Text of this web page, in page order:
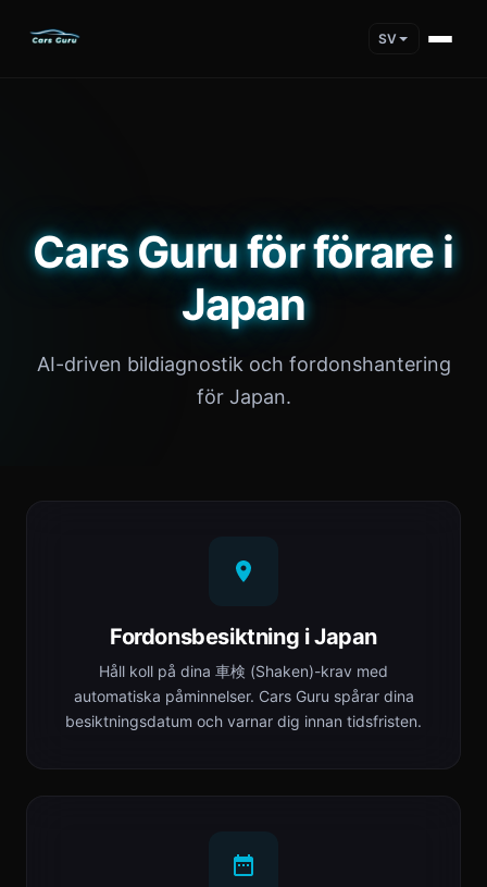
SV
Cars Guru för förare i
Japan
AI-driven bildiagnostik och fordonshantering
för Japan.
Fordonsbesiktning i Japan
Håll koll på dina 車検 (Shaken)-krav med
automatiska påminnelser. Cars Guru spårar dina
besiktningsdatum och varnar dig innan tidsfristen.